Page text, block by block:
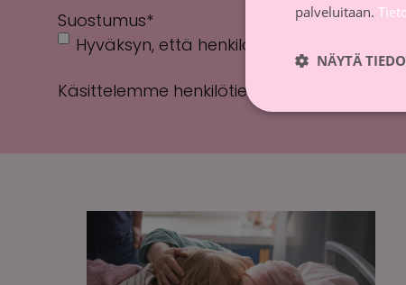
Suostumus*
Hyväksyn, että henkilötietoni
Käsittelemme henkilötietojasi
palveluitaan.
NÄYTÄ